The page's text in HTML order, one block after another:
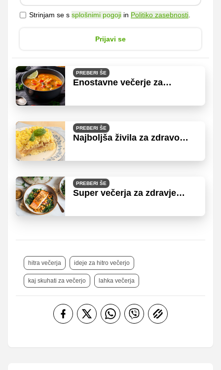
Strinjam se s splošnimi pogoji in Politiko zasebnosti.
Prijavi se
PREBERI ŠE
Enostavne večerje za
PREBERI ŠE
Najboljša živila za zdravo
PREBERI ŠE
Super večerja za zdravje
hitra večerja ideje za hitro večerjo
kaj skuhati za večerjo lahka večerja